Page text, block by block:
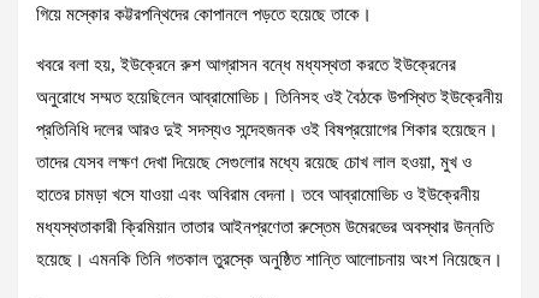
গিয়ে মস্কোর কট্টরপন্থিদের কোপানলে পড়তে হয়েছে তাকে।
খবরে বলা হয়, ইউক্রেনে রুশ আগ্রাসন বন্ধে মধ্যস্থতা করতে ইউক্রেনের
অনুরোধে সম্মত হয়েছিলেন আব্রামোভিচ। তিনিসহ ওই বৈঠকে উপস্থিত ইউক্রেনীয়
প্রতিনিধি দলের আরও দুই সদস্যও সন্দেহজনক ওই বিষপ্রয়োগের শিকার হয়েছেন।
তাদের যেসব লক্ষণ দেখা দিয়েছে সেগুলোর মধ্যে রয়েছে চোখ লাল হওয়া, মুখ ও
হাতের চামড়া খসে যাওয়া এবং অবিরাম বেদনা। তবে আব্রামোভিচ ও ইউক্রেনীয়
মধ্যস্থতাকারী ক্রিমিয়ান তাতার আইনপ্রণেতা রুস্তেম উমেরভের অবস্থার উন্নতি
হয়েছে। এমনকি তিনি গতকাল তুরস্কে অনুষ্ঠিত শান্তি আলোচনায় অংশ নিয়েছেন।